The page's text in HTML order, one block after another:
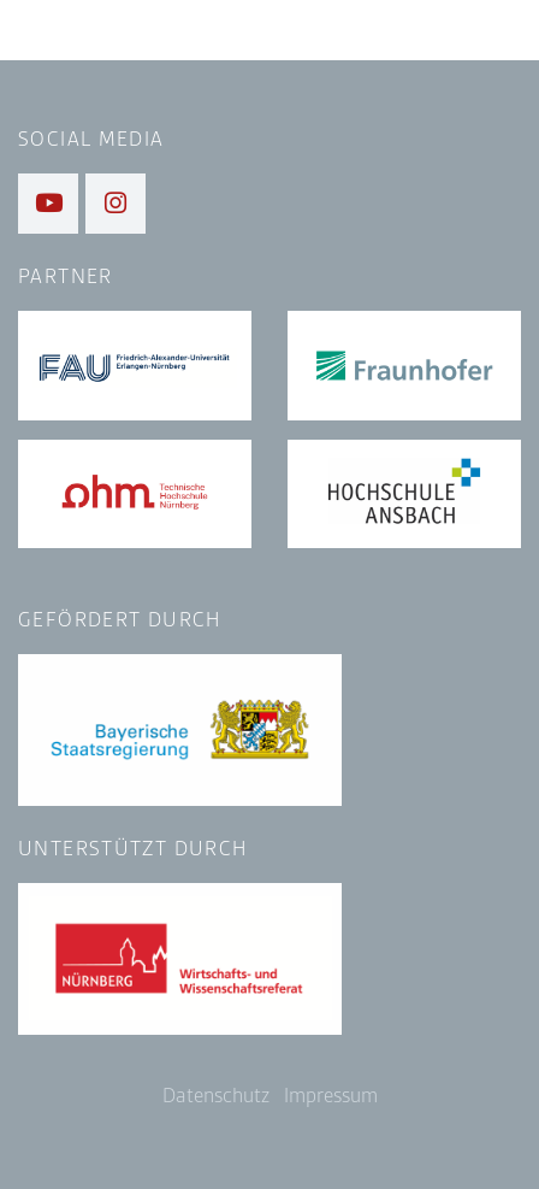
SOCIAL MEDIA
PARTNER
GEFÖRDERT DURCH
UNTERSTÜTZT DURCH
Datenschutz Impressum